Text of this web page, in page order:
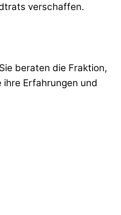
verschaffen.
beraten die Fraktion,
Erfahrungen und